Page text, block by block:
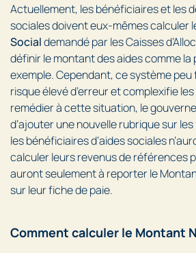
Actuellement, les bénéficiaires et les
sociales doivent eux-mêmes calculer
Socialdemandé par les Caisses
définir le montant des aides comme la
exemple. Cependant, ce système
risque élevé d’erreur et complexifie
remédier à cette situation, le
d’ajouter une nouvelle rubrique sur
les bénéficiaires d’aides sociales
calculer leurs revenus de références
auront seulement à reporter le
sur leur fiche de paie.
Comment calculer le Montant